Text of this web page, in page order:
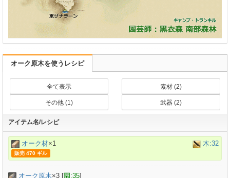
オーク原木を使うレシピ
全て表示 素材 (2)
その他 (1) 武器 (2)
アイテム名/レシピ
オーク材×1 木:32
販売 470 ギル
オーク原木×3 [園:35]